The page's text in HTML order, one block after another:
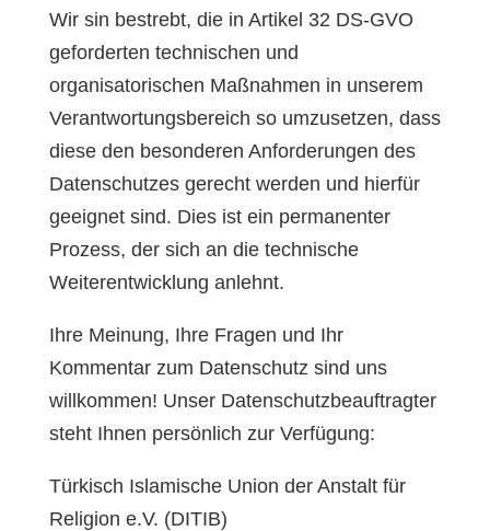
Wir sin bestrebt, die in Artikel 32 DS-GVO
geforderten technischen und
organisatorischen Maßnahmen in unserem
Verantwortungsbereich so umzusetzen, dass
diese den besonderen Anforderungen des
Datenschutzes gerecht werden und hierfür
geeignet sind. Dies ist ein permanenter
Prozess, der sich an die technische
Weiterentwicklung anlehnt.
Ihre Meinung, Ihre Fragen und Ihr
Kommentar zum Datenschutz sind uns
willkommen! Unser Datenschutzbeauftragter
steht Ihnen persönlich zur Verfügung:
Türkisch Islamische Union der Anstalt für
Religion e.V. (DITIB)